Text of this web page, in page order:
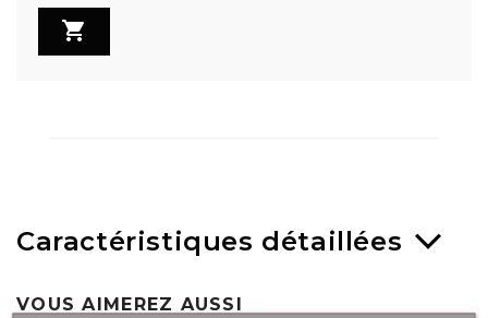

Caractéristiques détaillées
VOUS AIMEREZ AUSSI